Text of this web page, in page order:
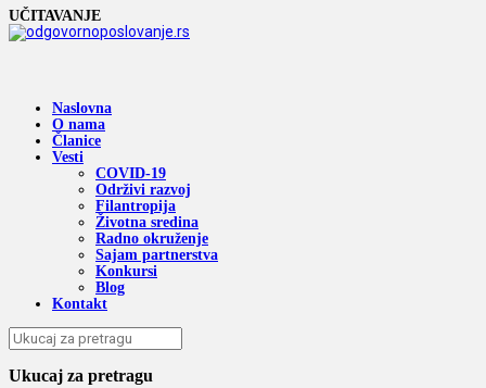
UČITAVANJE
Naslovna
O nama
Članice
Vesti
COVID-19
Održivi razvoj
Filantropija
Životna sredina
Radno okruženje
Sajam partnerstva
Konkursi
Blog
Kontakt
Ukucaj za pretragu